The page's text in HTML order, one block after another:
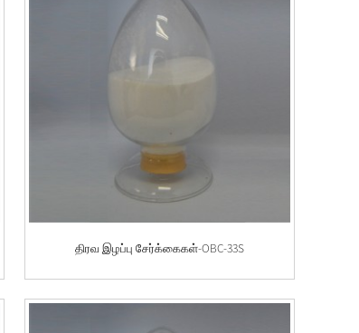
திரவ இழப்பு சேர்க்கைகள்-OBC-33S